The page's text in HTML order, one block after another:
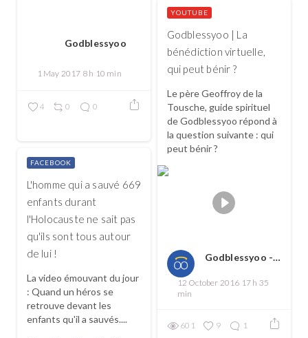
Godblessyoo
1 May 2017 8 h 10 min
4 0 0
Godblessyoo | La
bénédiction virtuelle,
qui peut bénir ?
Le père Geoffroy de la
Tousche, guide spirituel
de Godblessyoo répond à
la question suivante : qui
peut bénir ?
Godblessyoo - Spread love, spread the good
12 October 2016 17 h 35
min
YOUTUBE
601 9 1
L'homme qui a sauvé 669
enfants durant
l'Holocauste ne sait pas
qu'ils sont tous autour
de lui !
La video émouvant du jour
: Quand un héros se
retrouve devant les
enfants qu'il a sauvés....
FACEBOOK